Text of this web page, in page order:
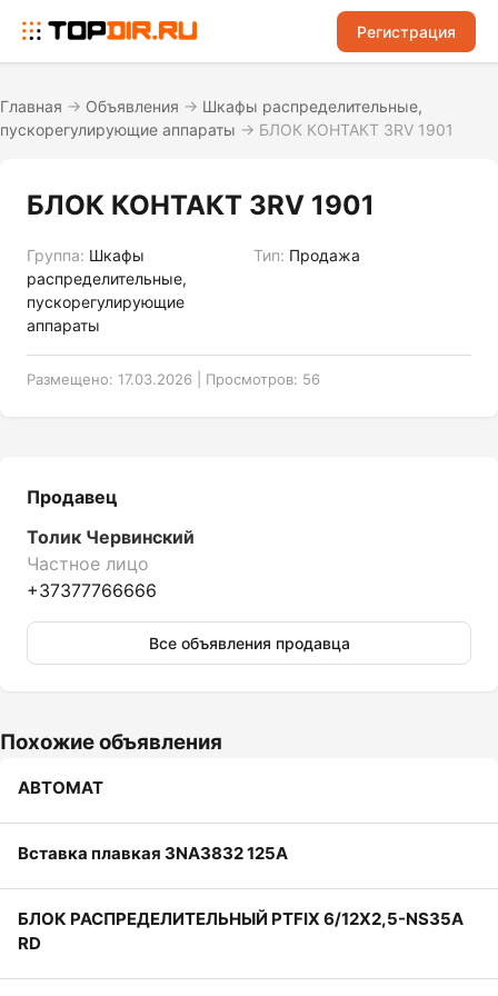
Регистрация
Главная → Объявления → Шкафы распределительные,
пускорегулирующие аппараты → БЛОК КОНТАКТ 3RV 1901
БЛОК КОНТАКТ 3RV 1901
Группа: Шкафы
распределительные,
пускорегулирующие
аппараты
Тип: Продажа
Размещено: 17.03.2026 | Просмотров: 56
Продавец
Толик Червинский
Частное лицо
+37377766666
Все объявления продавца
Похожие объявления
АВТОМАТ
Вставка плавкая 3NA3832 125A
БЛОК РАСПРЕДЕЛИТЕЛЬНЫЙ PTFIX 6/12X2,5-NS35A
RD